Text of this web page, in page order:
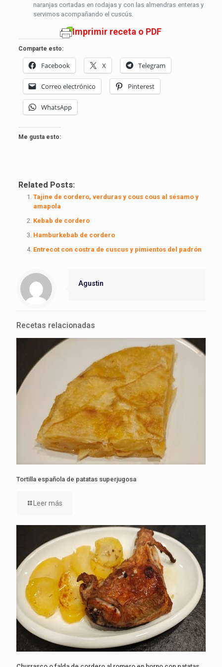
naranjas cortadas en rodajas y con las almendras enteras y
servimos acompañando el cuscús.
Imprimir receta o PDF
Comparte esto:
Facebook X Telegram
Correo electrónico Pinterest
WhatsApp
Me gusta esto:
Related Posts:
Tajine de cordero, verduras y cous cous al sésamo y
amapola
Kebab de cordero
Hamburkebab de cordero
Entrecot con costra de cuscus y pimientos del padrón
Agustin
Recetas relacionadas
Tortilla española de patatas superjugosa
Leer más